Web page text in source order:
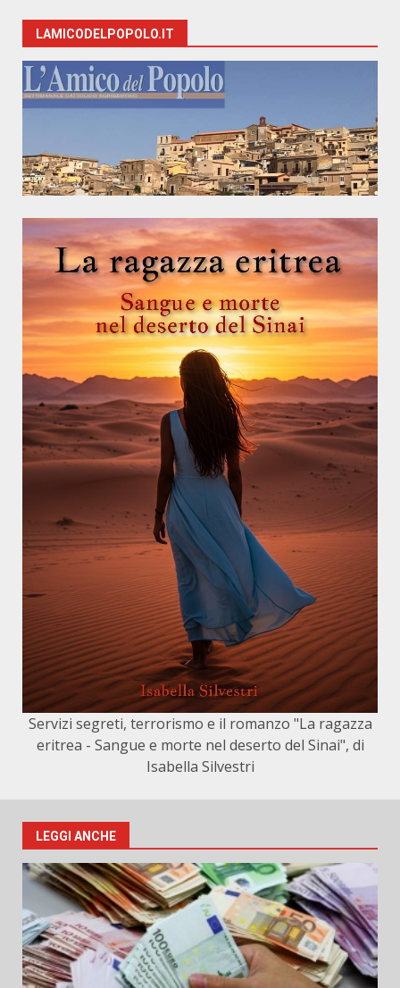
LAMICODELPOPOLO.IT
Servizi segreti, terrorismo e il romanzo "La ragazza
eritrea - Sangue e morte nel deserto del Sinai", di
Isabella Silvestri
LEGGI ANCHE